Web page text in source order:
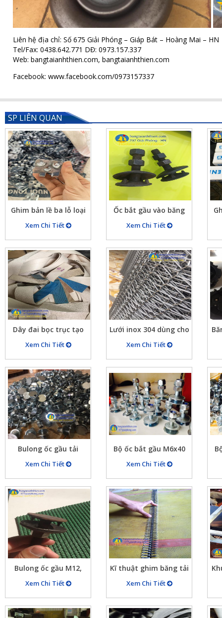
Liên hệ địa chỉ: Số 675 Giải Phóng – Giáp Bát – Hoàng Mai – HN
Tel/Fax: 0438.642.771 DĐ: 0973.157.337
Web: bangtaianhthien.com, bangtaianhthien.com
Facebook: www.facebook.com/0973157337
SP LIÊN QUAN
Ghim bản lề ba lỗ loại
nhỏ, ghim cánh bướm,
ghim dành cho băng
tải
Xem Chi Tiết
Ốc bắt gầu vào băng
tải M12x65mm
Xem Chi Tiết
Dây đai bọc trục tạo
nhám, dây băng tải
bọc trục ru lô, màu ghi
màu vàng màu xanh…
Xem Chi Tiết
Lưới inox 304 dùng cho
băng tải, bước ly x6,
6×8, 5×10, 6×12,
….18×30
Xem Chi Tiết
Bulong ốc gầu tải
Xem Chi Tiết
Bộ ốc bắt gầu M6x40
Xem Chi Tiết
Bulong ốc gầu M12,
M10, M8, M6,…
Xem Chi Tiết
Kĩ thuật ghim băng tải
bằng ghim xương cá
Xem Chi Tiết